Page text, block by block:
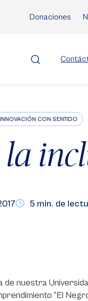
Donaciones
INNOVACIÓN CON SENTIDO
5 min. de
de nuestra
“El